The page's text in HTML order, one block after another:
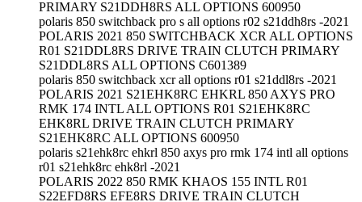
PRIMARY S21DDH8RS ALL OPTIONS 600950
polaris 850 switchback pro s all options r02 s21ddh8rs -2021
POLARIS 2021 850 SWITCHBACK XCR ALL OPTIONS
R01 S21DDL8RS DRIVE TRAIN CLUTCH PRIMARY
S21DDL8RS ALL OPTIONS C601389
polaris 850 switchback xcr all options r01 s21ddl8rs -2021
POLARIS 2021 S21EHK8RC EHKRL 850 AXYS PRO
RMK 174 INTL ALL OPTIONS R01 S21EHK8RC
EHK8RL DRIVE TRAIN CLUTCH PRIMARY
S21EHK8RC ALL OPTIONS 600950
polaris s21ehk8rc ehkrl 850 axys pro rmk 174 intl all options
r01 s21ehk8rc ehk8rl -2021
POLARIS 2022 850 RMK KHAOS 155 INTL R01
S22EFD8RS EFE8RS DRIVE TRAIN CLUTCH